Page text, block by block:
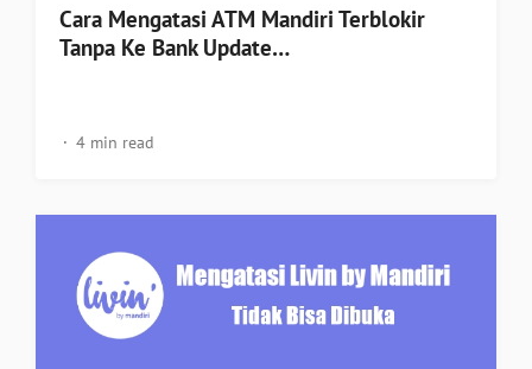
Cara Mengatasi ATM Mandiri Terblokir
Tanpa Ke Bank Update…
4 min read